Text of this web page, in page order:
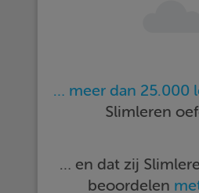
… meer dan 25.000
Slimleren
… en dat zij
beoordelen